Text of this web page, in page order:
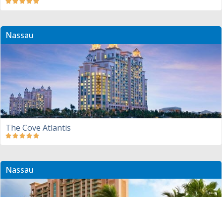
Nassau
The Cove Atlantis
Nassau